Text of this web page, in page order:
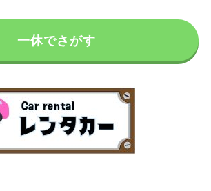
一休でさがす